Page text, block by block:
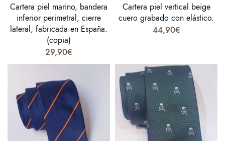
Cartera piel marino, bandera
inferior perimetral, cierre
lateral, fabricada en España.
(copia)
29,90€
Cartera piel vertical beige
cuero grabado con elástico.
44,90€